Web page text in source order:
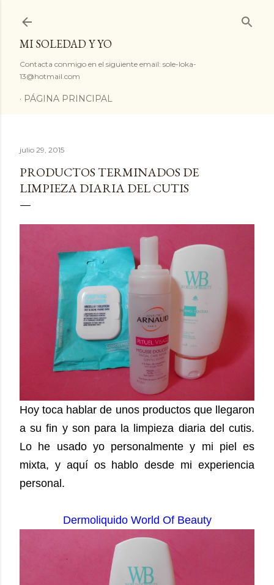
MI SOLEDAD Y YO
Contacta conmigo en el siguiente email: sole-loka-
13@hotmail.com
PÁGINA PRINCIPAL
julio 29, 2015
PRODUCTOS TERMINADOS DE
LIMPIEZA DIARIA DEL CUTIS
Hoy toca hablar de unos productos que llegaron
a su fin y son para la limpieza diaria del cutis.
Lo he usado yo personalmente y mi piel es
mixta, y aquí os hablo desde mi experiencia
personal.
Dermoliquido World Of Beauty